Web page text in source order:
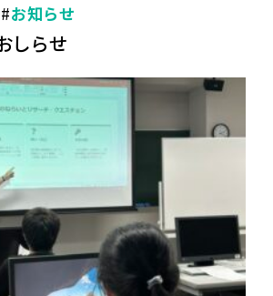
お知らせ
しらせ